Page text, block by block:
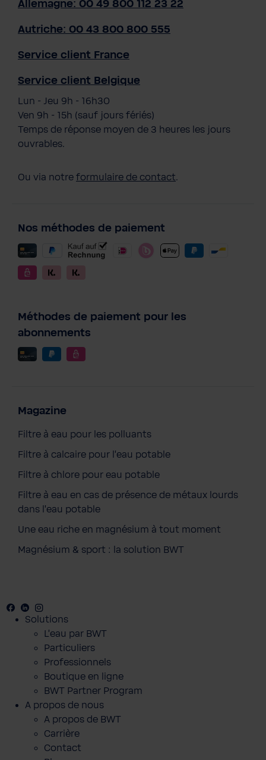
Allemagne: 00 49 800 112 23 22
Autriche: 00 43 800 800 555
Service client France
Service client Belgique
Lun - Jeu 9h - 16h30
Ven 9h - 15h (sauf jours fériés)
Temps de réponse moyen de 3 heures les jours
ouvrables.
Ou via notre formulaire de contact.
Nos méthodes de paiement
Méthodes de paiement pour les
abonnements
Magazine
Filtre à eau pour les polluants
Filtre à calcaire pour l'eau potable
Filtre à chlore pour eau potable
Filtre à eau en cas de présence de métaux lourds
dans l'eau potable
Une eau riche en magnésium à tout moment
Magnésium & sport : la solution BWT
Facebook
YoutubeLinkedin
Solutions
L’eau par BWT
Particuliers
Professionnels
Boutique en ligne
BWT Partner Program
A propos de nous
A propos de BWT
Carrière
Contact